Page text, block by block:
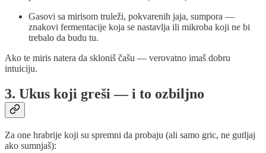
Gasovi sa mirisom truleži, pokvarenih jaja, sumpora —
znakovi fermentacije koja se nastavlja ili mikroba koji ne bi
trebalo da budu tu.
Ako te miris natera da skloniš čašu — verovatno imaš dobru
intuiciju.
3. Ukus koji greši — i to ozbiljno
Za one hrabrije koji su spremni da probaju (ali samo gric, ne gutljaj
ako sumnjaš):